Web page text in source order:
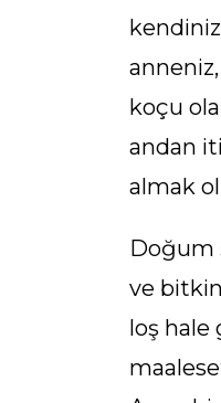
koçu
andan
almak
Doğum
ve
loş hale